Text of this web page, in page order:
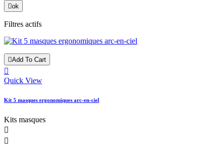
ok
Filtres actifs
Add To Cart

Quick View
Kit 5 masques ergonomiques arc-en-ciel
Kits masques

